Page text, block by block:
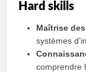
Hard skills
Maîtrise
systèmes
comprendre